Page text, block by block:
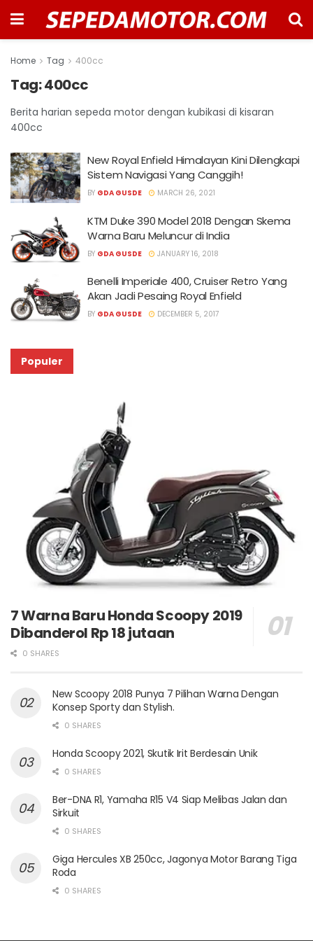
Home Tag 400cc
Tag:400cc
Berita harian sepeda motor dengan kubikasi di kisaran
400cc
New Royal Enfield Himalayan Kini Dilengkapi
Sistem Navigasi Yang Canggih!
BY GDA GUSDE MARCH 26, 2021
KTM Duke 390 Model 2018 Dengan Skema
Warna Baru Meluncur di India
BY GDA GUSDE JANUARY 16, 2018
Benelli Imperiale 400, Cruiser Retro Yang
Akan Jadi Pesaing Royal Enfield
BY GDA GUSDE DECEMBER 5, 2017
Populer
7 Warna Baru Honda Scoopy 2019
Dibanderol Rp 18 jutaan
0 SHARES
New Scoopy 2018 Punya 7 Pilihan Warna Dengan
Konsep Sporty dan Stylish.
0 SHARES
Honda Scoopy 2021, Skutik Irit Berdesain Unik
0 SHARES
Ber-DNA R1, Yamaha R15 V4 Siap Melibas Jalan dan
Sirkuit
0 SHARES
Giga Hercules XB 250cc, Jagonya Motor Barang Tiga
Roda
0 SHARES